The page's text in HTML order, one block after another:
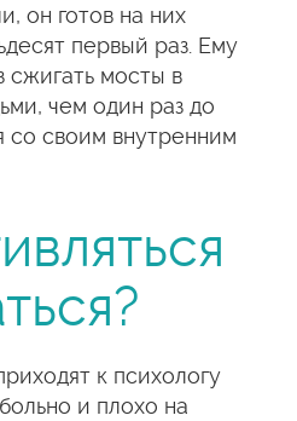
он готов на них
первый раз. Ему
мосты в
чем один раз до
со своим внутренним
к психологу
и плохо на